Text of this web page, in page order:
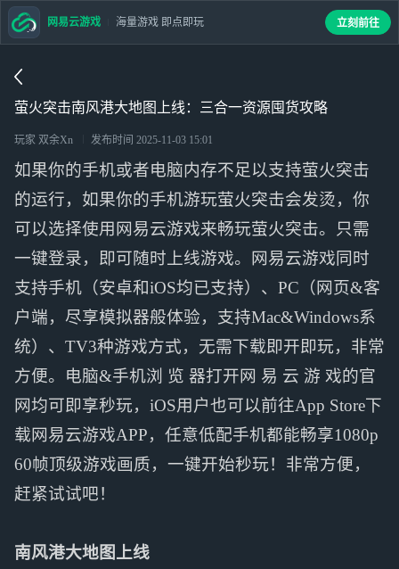
萤火突击南风港大地图上线：三合一资源囤货攻略
玩家 双余Xn 发布时间 2025-11-03 15:01
如果你的手机或者电脑内存不足以支持萤火突击
的运行，如果你的手机游玩萤火突击会发烫，你
可以选择使用网易云游戏来畅玩萤火突击。只需
一键登录，即可随时上线游戏。网易云游戏同时
支持手机（安卓和iOS均已支持）、PC（网页&客
户端，尽享模拟器般体验，支持Mac&Windows系
统）、TV3种游戏方式，无需下载即开即玩，非常
方便。电脑&手机浏 览 器打开网 易 云 游 戏的官
网均可即享秒玩，iOS用户也可以前往App Store下
载网易云游戏APP，任意低配手机都能畅享1080p
60帧顶级游戏画质，一键开始秒玩！非常方便，
赶紧试试吧！
南风港大地图上线
网易云游戏 海量游戏 即点即玩 立刻前往